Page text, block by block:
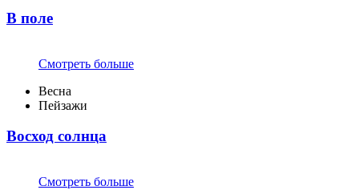
В поле
Смотреть больше
Весна
Пейзажи
Восход солнца
Смотреть больше